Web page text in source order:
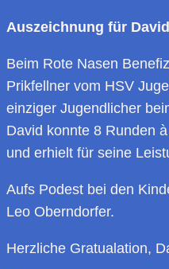
Auszeichnung für
Beim Rote Nasen
Prikfellner vom HSV
einziger Jugendlicher
David konnte 8 Runden
und erhielt für seine
Aufs Podest bei den
Leo Oberndorfer.
Herzliche Gratualation,